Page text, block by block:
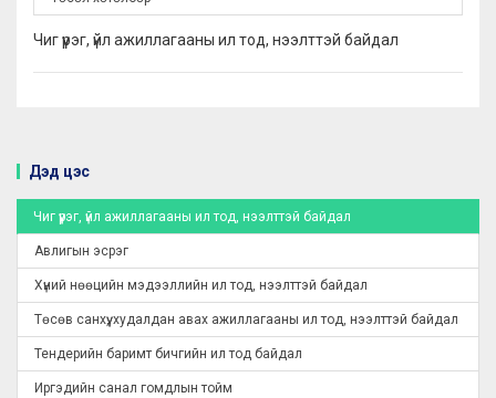
Чиг үүрэг, үйл ажиллагааны ил тод, нээлттэй байдал
Дэд цэс
Чиг үүрэг, үйл ажиллагааны ил тод, нээлттэй байдал
Авлигын эсрэг
Хүний нөөцийн мэдээллийн ил тод, нээлттэй байдал
Төсөв санхүү, худалдан авах ажиллагааны ил тод, нээлттэй байдал
Тендерийн баримт бичгийн ил тод байдал
Иргэдийн санал гомдлын тойм